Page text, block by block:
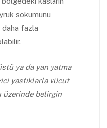
sokumunu
daha fazla
ya da yan yatma
yastıklarla vücut
üzerinde belirgin